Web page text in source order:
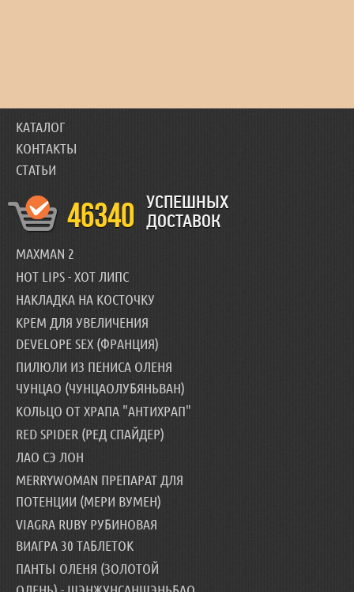
КАТАЛОГ
КОНТАКТЫ
СТАТЬИ
46340
УСПЕШНЫХ
ДОСТАВОК
MAXMAN 2
HOT LIPS - ХОТ ЛИПС
НАКЛАДКА НА КОСТОЧКУ
КРЕМ ДЛЯ УВЕЛИЧЕНИЯ
DEVELOPE SEX (ФРАНЦИЯ)
ПИЛЮЛИ ИЗ ПЕНИСА ОЛЕНЯ
ЧУНЦАО (ЧУНЦАОЛУБЯНЬВАН)
КОЛЬЦО ОТ ХРАПА "АНТИХРАП"
RED SPIDER (РЕД СПАЙДЕР)
ЛАО СЭ ЛОН
MERRYWOMAN ПРЕПАРАТ ДЛЯ
ПОТЕНЦИИ (МЕРИ ВУМЕН)
VIAGRA RUBY РУБИНОВАЯ
ВИАГРА 30 ТАБЛЕТОК
ПАНТЫ ОЛЕНЯ (ЗОЛОТОЙ